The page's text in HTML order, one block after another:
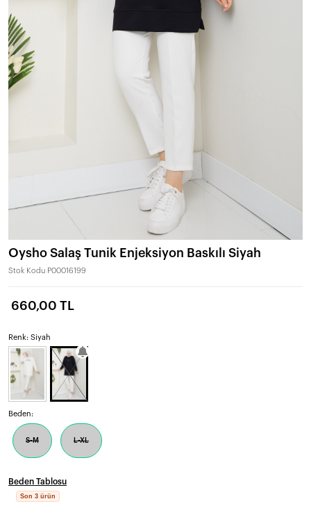
Oysho Salaş Tunik Enjeksiyon Baskılı Siyah
Stok Kodu P00016199
660,00 TL
Renk: Siyah
Beden:
S-M L-XL
Beden Tablosu
Son 3 ürün